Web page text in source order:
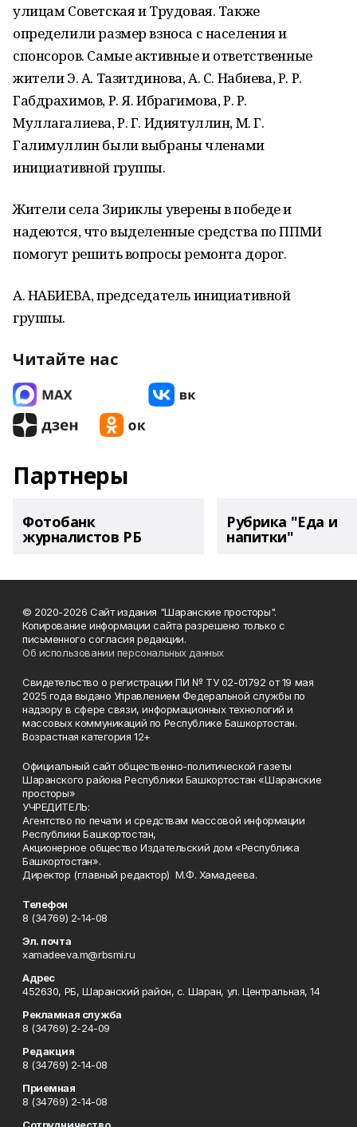
улицам Советская и Трудовая. Также
определили размер взноса с населения и
спонсоров. Самые активные и ответственные
жители Э. А. Тазитдинова, А. С. Набиева, Р. Р.
Габдрахимов, Р. Я. Ибрагимова, Р. Р.
Муллагалиева, Р. Г. Идиятуллин, М. Г.
Галимуллин были выбраны членами
инициативной группы.
Жители села Зириклы уверены в победе и
надеются, что выделенные средства по ППМИ
помогут решить вопросы ремонта дорог.
А. НАБИЕВА, председатель инициативной
группы.
Читайте нас
Партнеры
Фотобанк
журналистов РБ
Рубрика "Еда и
напитки"
© 2020-2026 Сайт издания "Шаранские просторы".
Копирование информации сайта разрешено только с
письменного согласия редакции.
Об использовании персональных данных
Свидетельство о регистрации ПИ № ТУ 02-01792 от 19 мая
2025 года выдано Управлением Федеральной службы по
надзору в сфере связи, информационных технологий и
массовых коммуникаций по Республике Башкортостан.
Возрастная категория 12+
Официальный сайт общественно-политической газеты
Шаранского района Республики Башкортостан «Шаранские
просторы»
УЧРЕДИТЕЛЬ:
Агентство по печати и средствам массовой информации
Республики Башкортостан,
Акционерное общество Издательский дом «Республика
Башкортостан».
Директор (главный редактор) М.Ф. Хамадеева.
Телефон
8 (34769) 2-14-08
Эл. почта
xamadeeva.m@rbsmi.ru
Адрес
452630, РБ, Шаранский район, с. Шаран, ул. Центральная, 14
Рекламная служба
8 (34769) 2-24-09
Редакция
8 (34769) 2-14-08
Приемная
8 (34769) 2-14-08